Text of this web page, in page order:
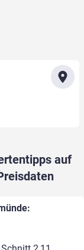
auf